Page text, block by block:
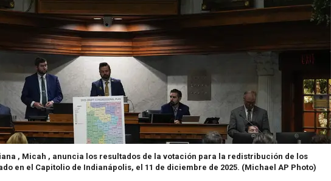
, Micah , anuncia los resultados de la votación para la redistribución de los
en el Capitolio de Indianápolis, el 11 de diciembre de 2025. (Michael AP Photo)